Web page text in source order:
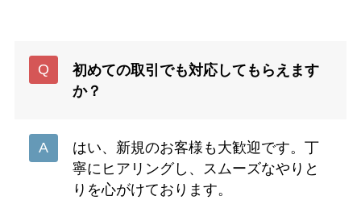
初めての取引でも対応してもらえます
か？
はい、新規のお客様も大歓迎です。丁
寧にヒアリングし、スムーズなやりと
りを心がけております。